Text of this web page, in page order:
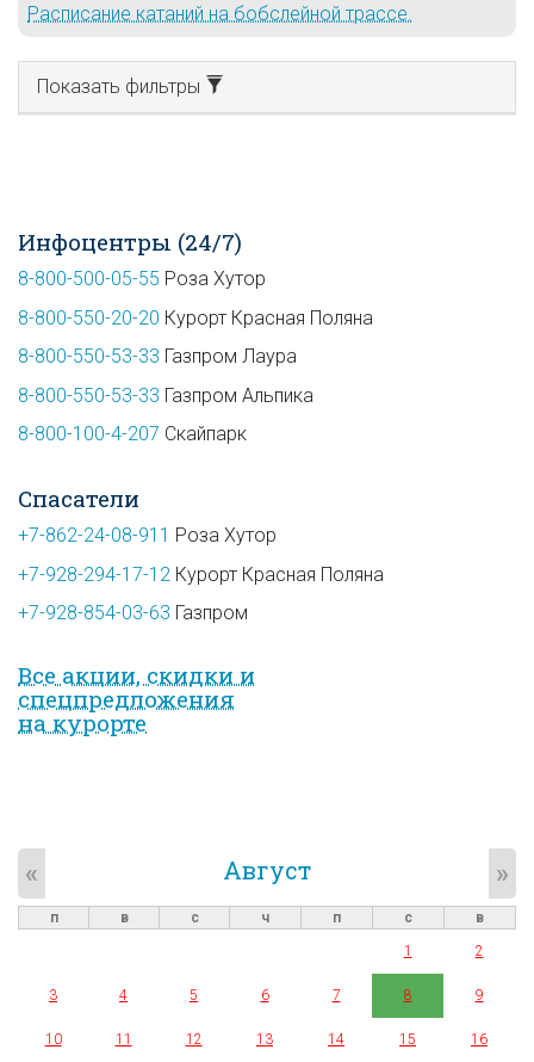
Расписание катаний на бобслейной трассе.
Показать фильтры
Инфоцентры (24/7)
8-800-500-05-55 Роза Хутор
8-800-550-20-20 Курорт Красная Поляна
8-800-550-53-33 Газпром Лаура
8-800-550-53-33 Газпром Альпика
8-800-100-4-207 Скайпарк
Спасатели
+7-862-24-08-911 Роза Хутор
+7-928-294-17-12 Курорт Красная Поляна
+7-928-854-03-63 Газпром
Все акции, скидки и
спец­предложе­ния
на курорте
Август
« »
п в с ч п с
в
1
2
3 4 5 6 7 8 9
10 11 12 13 14 15 16